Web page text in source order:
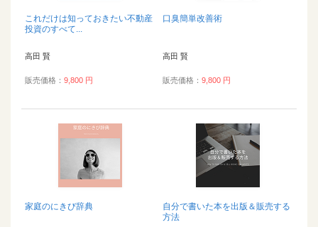
これだけは知っておきたい不動産
投資のすべて...
高田 賢
販売価格： 9,800 円
口臭簡単改善術
高田 賢
販売価格： 9,800 円
家庭のにきび辞典
自分で書いた本を出版＆販売する
方法